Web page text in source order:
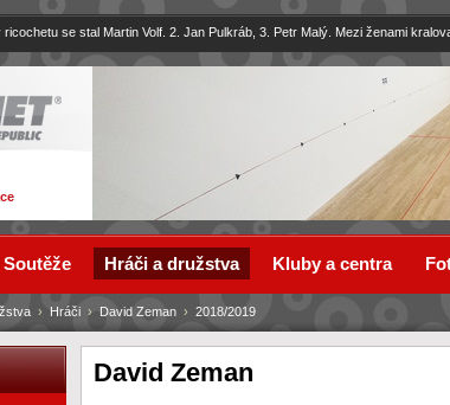
se stal Martin Volf. 2. Jan Pulkráb, 3. Petr Malý. Mezi ženami
David Zeman
› Hráči › David Zeman › 2018/2019
Soutěže Hráči a družstva Kluby a centra